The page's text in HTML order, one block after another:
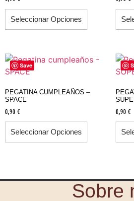
Seleccionar Opciones
Save
PEGATINA CUMPLEAÑOS –
SPACE
0,90 €
Seleccionar Opciones
0,90 €
Sobre